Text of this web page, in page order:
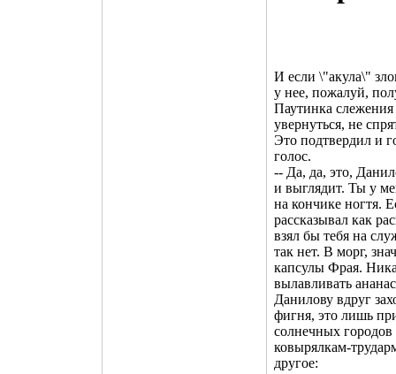
И если \"акула\"
у нее, пожалуй,
Паутинка
увернуться, не
Это подтвердил и
голос.
-- Да, да, это,
и выглядит. Ты у
на кончике ногтя.
рассказывал как
взял бы тебя на
так нет. В морг,
капсулы Фрая.
вылавливать
Данилову вдруг
фигня, это лишь
солнечных
ковырялкам-
другое: